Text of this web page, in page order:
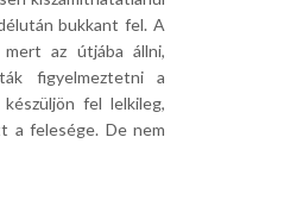
bukkant fel. A
mert az útjába állni,
figyelmeztetni a
fel lelkileg,
a felesége. De nem